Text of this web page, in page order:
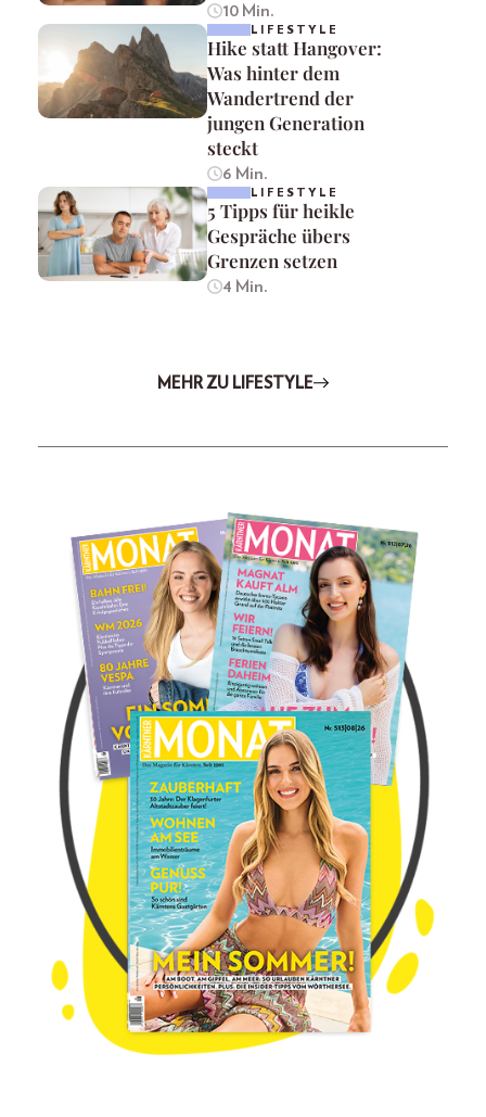
10 Min.
LIFESTYLE
Hike statt Hangover:
Was hinter dem
Wandertrend der
jungen Generation
steckt
6 Min.
LIFESTYLE
5 Tipps für heikle
Gespräche übers
Grenzen setzen
4 Min.
MEHR ZU LIFESTYLE